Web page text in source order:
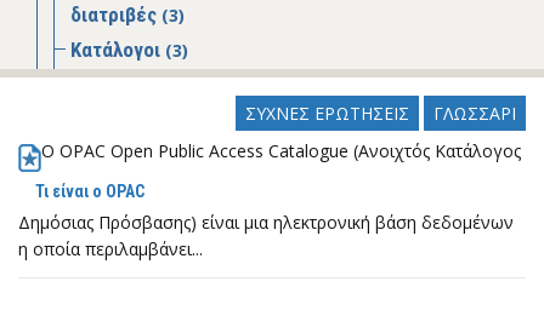
διατριβές (3)
Κατάλογοι (3)
Βάσεις δεδομένων(4)
Οδηγοί- Εγχειρίδια(22)
Συλλογές νομοθεσιών/νομολογιών
Γνωστικά αντικείμενα
Ιδιότητα
ΣΥΧΝΕΣ ΕΡΩΤΗΣΕΙΣ ΓΛΩΣΣΑΡΙ
Τι είναι ο OPAC
Ο OPAC Open Public Access Catalogue (Ανοιχτός Κατάλογος
Δημόσιας Πρόσβασης) είναι μια ηλεκτρονική βάση δεδομένων
η οποία περιλαμβάνει...